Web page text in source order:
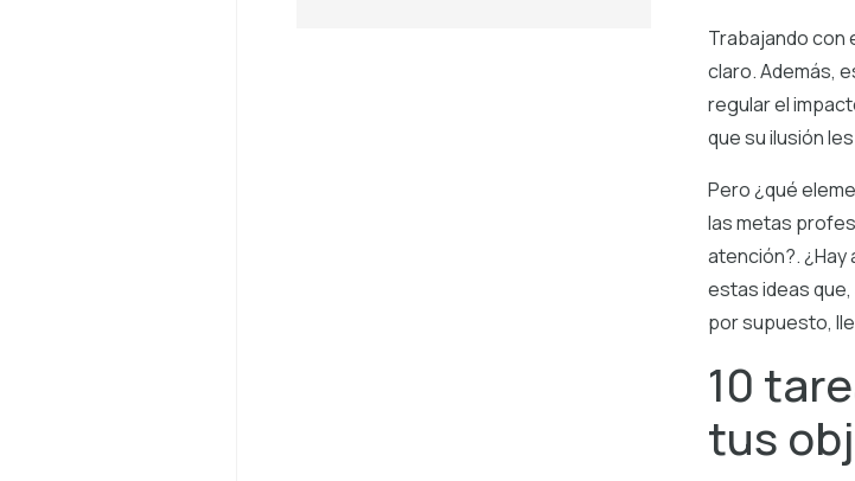
Trabajando con
claro. Además,
regular el
que su ilusión
Pero ¿qué
las metas
atención?. ¿Hay
estas ideas
por supuesto,
10
tus